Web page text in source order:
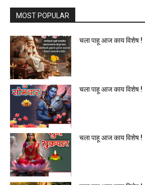
MOST POPULAR
चला पाहू आज काय विशेष !
चला पाहू आज काय विशेष !
चला पाहू आज काय विशेष !